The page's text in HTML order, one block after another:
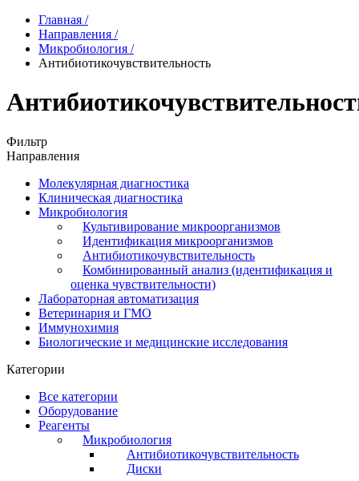
Главная /
Направления /
Микробиология /
Антибиотикочувствительность
Фильтр
Направления
Молекулярная диагностика
Клиническая диагностика
Микробиология
Культивирование микроорганизмов
Идентификация микроорганизмов
Антибиотикочувствительность
Комбинированный анализ (идентификация и
оценка чувствительности)
Лабораторная автоматизация
Ветеринария и ГМО
Иммунохимия
Биологические и медицинские исследования
Категории
Все категории
Оборудование
Реагенты
Микробиология
Антибиотикочувствительность
Диски